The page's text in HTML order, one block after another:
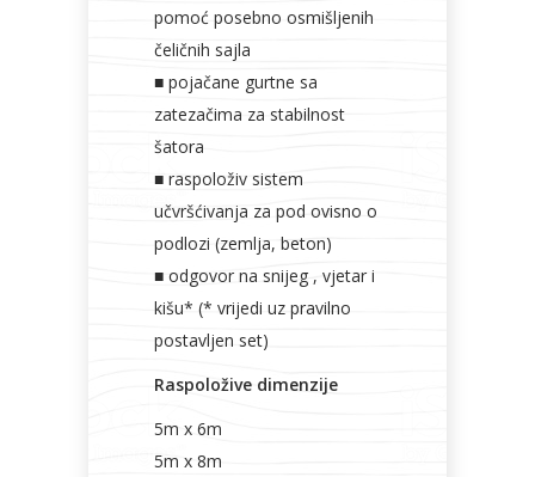
pomoć posebno osmišljenih
čeličnih sajla
■ pojačane gurtne sa
zatezačima za stabilnost
šatora
■ raspoloživ sistem
učvršćivanja za pod ovisno o
podlozi (zemlja, beton)
■ odgovor na snijeg , vjetar i
kišu* (* vrijedi uz pravilno
postavljen set)
Raspoložive dimenzije
5m x 6m
5m x 8m